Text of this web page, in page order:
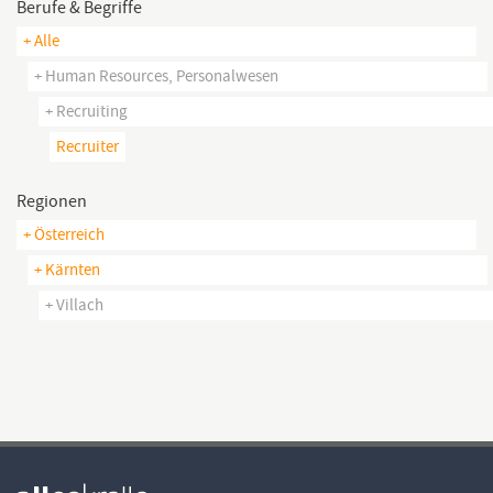
Berufe & Begriffe
+ Alle
+ Human Resources, Personalwesen
+ Recruiting
Recruiter
Regionen
+ Österreich
+ Kärnten
+ Villach